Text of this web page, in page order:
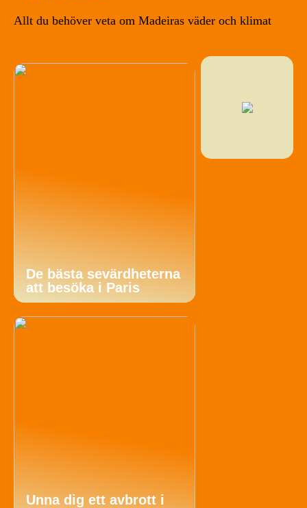
Allt du behöver veta om Madeiras väder och klimat
De bästa sevärdheterna
att besöka i Paris
Unna dig ett avbrott i